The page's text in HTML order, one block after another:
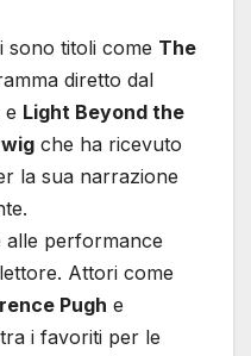
sono titoli come The
diretto dal
e Light Beyond the
che ha ricevuto
la sua narrazione
alle performance
Attori come
Pugh e
i favoriti per le